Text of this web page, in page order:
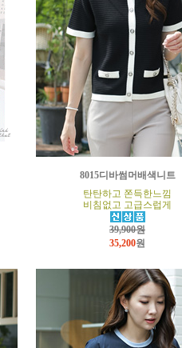
8015디바썸머배색니트
탄탄하고 쫀득한느낌
비침없고 고급스럽게
39,900원
35,200원